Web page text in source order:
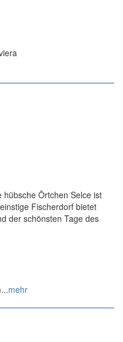
hübsche Örtchen Selce ist
Fischerdorf bietet
der schönsten Tage des
mehr